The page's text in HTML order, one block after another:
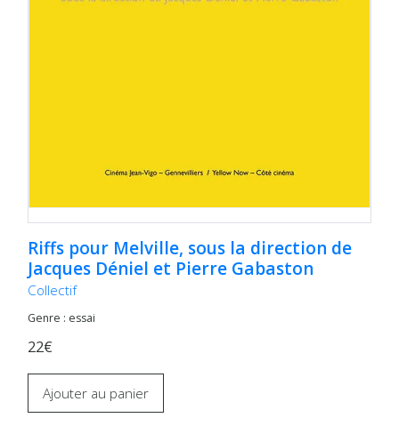
Riffs pour Melville, sous la direction de
Jacques Déniel et Pierre Gabaston
Collectif
Genre : essai
22€
Ajouter au panier